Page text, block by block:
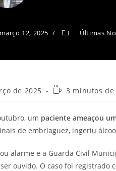
março 12, 2025 Últimas
de 2025
Tempo3 minutos
um paciente ameaçou
de embriaguez, ingeriu
alarme e a Guarda Civil
ouvido. O caso foi registrado